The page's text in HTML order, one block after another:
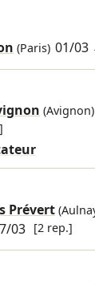
(Paris) 01/03
(Avignon)
Prévert
03 [2 rep.]